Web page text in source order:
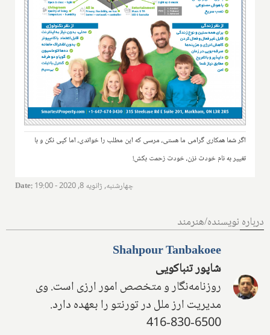
اگر شما همکاری گرامی ما هستی، مرسی که این مطلب را خواندی، اما کپی نکن و با
تغییر به نام خودت نزن، خودت زحمت بکش!
Date: چهارشنبه, ژانویه 8, 2020 - 19:00
درباره نویسنده/هنرمند
Shahpour Tanbakoee
شاپور تنباکویی
روزنامه‌نگار و متخصص امور ارزی است. وی
مدیریت ارز ملل در تورنتو را بعهده دارد.
416-830-6500